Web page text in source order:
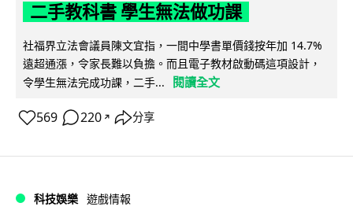
二手教科書 學生無法做功課
社福界立法會議員陳文宜指，一間中學書單價錢按年加 14.7%
遠超通漲，令家長難以負擔。而且電子教材啟動碼這項設計，
令學生無法完成功課，二手...
閱讀全文
569 220 ↗ 分享
科技娛樂 遊戲情報